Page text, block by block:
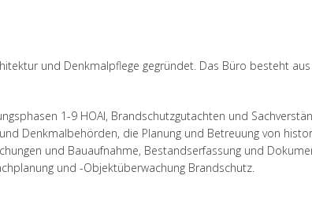
und Denkmalpflege gegründet. Das Büro besteht
1-9 HOAI, Brandschutzgutachten und
Denkmalbehörden, die Planung und Betreuung von
und Bauaufnahme, Bestandserfassung und
und -Objektüberwachung Brandschutz.